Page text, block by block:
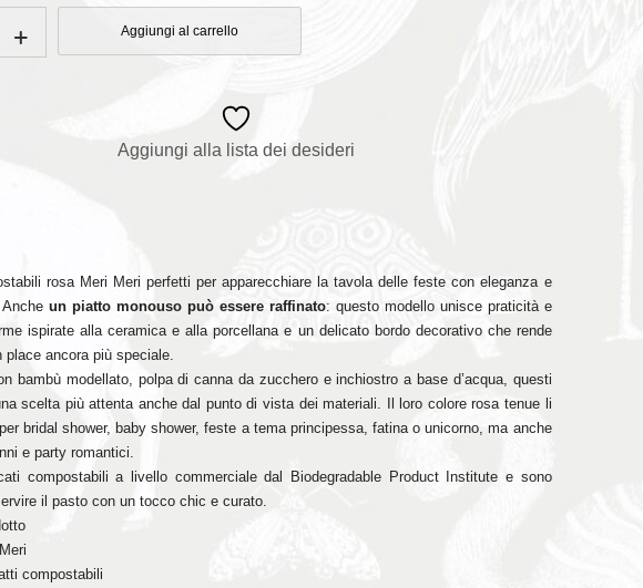
Aggiungi al carrello
Aggiungi alla lista dei desideri
rosa Meri Meri perfetti per apparecchiare la tavola delle feste con eleganza e
Ancheun piatto monouso può essere raffinato: questo modello unisce praticità e
ispirate alla ceramica e alla porcellana e un delicato bordo decorativo che rende
place ancora più speciale.
bambù modellato, polpa di canna da zucchero e inchiostro a base d’acqua, questi
scelta più attenta anche dal punto di vista dei materiali. Il loro colore rosa tenue li
bridal shower, baby shower, feste a tema principessa, fatina o unicorno, ma anche
e party romantici.
compostabili a livello commerciale dal Biodegradable Product Institute e sono
il pasto con un tocco chic e curato.
compostabili